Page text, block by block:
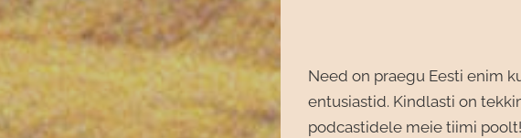
Need on praegu Eesti enim
entusiastid. Kindlasti on
podcastidele meie tiimi